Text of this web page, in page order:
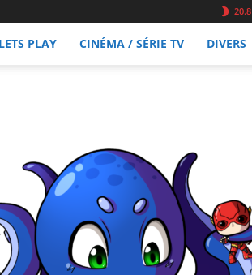
20.8
PLAY CINÉMA / SÉRIE TV DIVERS